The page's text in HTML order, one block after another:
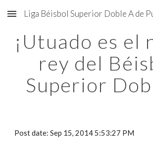
Skip to main content
Liga Béisbol Superior Doble A de
¡Utuado es el
rey del
Superior
Post date: Sep 15, 2014 5:53:27 PM